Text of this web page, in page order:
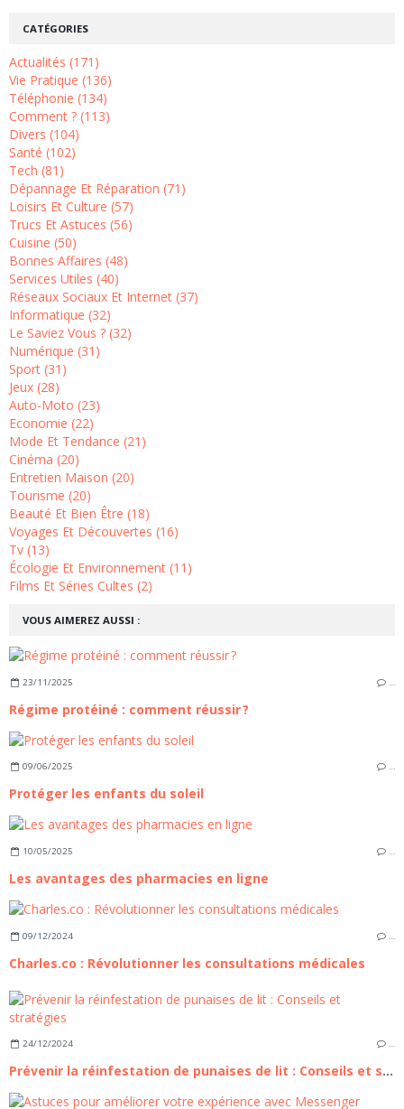
VOUS AIMEREZ AUSSI :
23/11/2025 …
Régime protéiné : comment réussir ?
09/06/2025 …
Protéger les enfants du soleil
10/05/2025 …
Les avantages des pharmacies en ligne
09/12/2024 …
Charles.co : Révolutionner les consultations médicales
24/12/2024 …
Prévenir la réinfestation de punaises de lit : Conseils et stratégies
CATÉGORIES
Actualités (171)
Vie Pratique (136)
Téléphonie (134)
Comment ? (113)
Divers (104)
Santé (102)
Tech (81)
Dépannage Et Réparation (71)
Loisirs Et Culture (57)
Trucs Et Astuces (56)
Cuisine (50)
Bonnes Affaires (48)
Services Utiles (40)
Réseaux Sociaux Et Internet (37)
Informatique (32)
Le Saviez Vous ? (32)
Numérique (31)
Sport (31)
Jeux (28)
Auto-Moto (23)
Economie (22)
Mode Et Tendance (21)
Cinéma (20)
Entretien Maison (20)
Tourisme (20)
Beauté Et Bien Être (18)
Voyages Et Découvertes (16)
Tv (13)
Écologie Et Environnement (11)
Films Et Séries Cultes (2)